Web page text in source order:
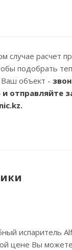
случае расчет
подобрать
объект -
и отправляйте
испаритель
цене Вы